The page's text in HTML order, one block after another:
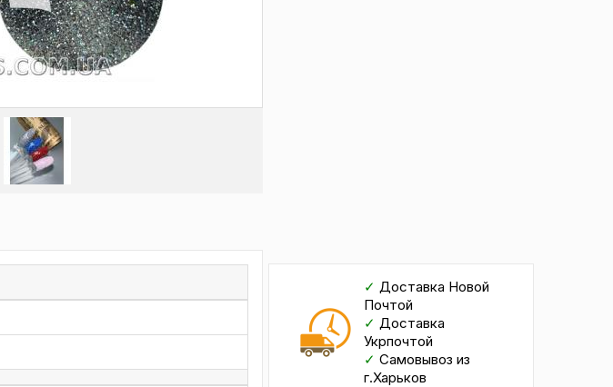
✓ Доставка Новой
Почтой
✓ Доставка
Укрпочтой
✓ Самовывоз из
г.Харьков